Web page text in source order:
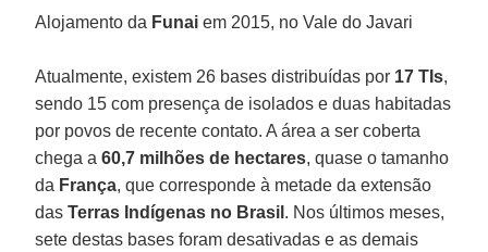
Alojamento da Funai em 2015, no Vale do Javari
Atualmente, existem 26 bases distribuídas por 17 TIs,
sendo 15 com presença de isolados e duas habitadas
por povos de recente contato. A área a ser coberta
chega a60,7 milhões de hectares, quase o tamanho
da França, que corresponde à metade da extensão
dasTerras Indígenas no Brasil . Nos últimos meses,
sete destas bases foram desativadas e as demais